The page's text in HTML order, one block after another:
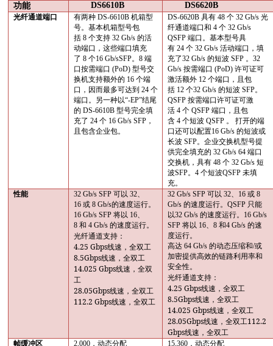
功能 DS6610B DS6620B
光纤通道端口 有两种DS-6610B 机箱型
号。基本机箱型号包
括8 个支持32 Gb/s 的活
动端口，这些端口填充
了 8 个16 Gb/sSFP。 8 端
口按需端口 (PoD) 型号交
换机支持额外的 16 个端
口，因而最多可达到 24 个
端口。另一种以“-EP”结尾
的 DS-6610B 型号完全填
充了 24 个16 Gb/s SFP，
且包含企业包。
DS-6620B 具有48 个32 Gb/s 光
纤通道端口和 4 个32 Gb/s
QSFP 端口。基本型号具
有24 个32 Gb/s 活动端口，填
充了32 Gb/s 的短波 SFP 。 32
Gb/s 按需端口 (PoD) 许可证可
激活额外12 个端口，且包
括12 个32 Gb/s 的短波 SFP。
QSFP 按需端口许可证可激
活4 个QSFP 端口，且包
含4 个短波 QSFP 。 打开的端
口还可以配置16 Gb/s 的短波或
长波 SFP。企业交换机型号提
供完全填充的 32 Gb/s 64 端口
交换机，具有48 个32 Gb/s 短
波SFP。 4 个短波QSFP 未填
充。
性能
32 Gb/s SFP 可以 32、
16 或8 Gb/s的速度运行。
16 Gb/s SFP 将以 16、
8 和 4 Gb/s 的速度运行。
光纤通道支持：
4.25 Gbps线速，全双工
8.5Gbps线速，全双工
14.025 Gbps线速，全双
工
28.05Gbps线速，全双工
112.2 Gbps线速，全双工
32 Gb/s SFP 可以 32、 16 或8
Gb/s 的速度运行。 QSFP 只能
以32 Gb/s 的速度运行。 16 Gb/s
SFP 将以 16、 8 和4 Gb/s 的速
度运行。
高达64 Gb/s 的动态压缩和/或
加密提供高效的链路利用率和
安全性。
光纤通道支持：
4.25 Gbps线速，全双工
8.5Gbps线速，全双工
14.025 Gbps线速，全双工
28.05Gbps线速，全双工112.2
Gbps线速，全双工
帧缓冲区
2,000，动态分配 15,360，动态分配